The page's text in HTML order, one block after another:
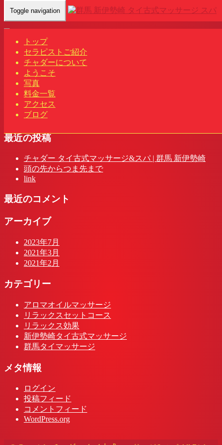
Toggle navigation
トップ
セラピストご紹介
チャダーについて
ようこそ
写真
料金一覧
アクセス
ブログ
Home- リサ(…
リサ(Lisa)群馬 新伊勢崎駅 タイ古式マッサージ&スパ | チャ
ダー
最近の投稿
チャダー タイ古式マッサージ&スパ | 群馬 新伊勢崎
頭の先からつま先まで
link
最近のコメント
アーカイブ
2023年7月
2021年3月
2021年2月
カテゴリー
アロマオイルマッサージ
リラックスセットコース
リラックス効果
新伊勢崎タイ古式マッサージ
群馬タイマッサージ
メタ情報
ログイン
投稿フィード
コメントフィード
WordPress.org